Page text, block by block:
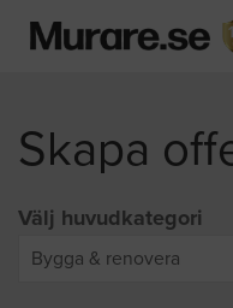
Skapa
Välj huvudkategori